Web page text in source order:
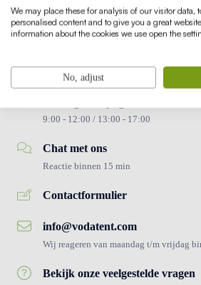
zijn van toepassing.
+ 31 (0) 186 820 996
9:00 - 12:00 / 13:00 - 17:00
Chat met ons
Reactie binnen 15 min
Contactformulier
info@vodatent.com
Wij reageren van maandag t/m vrijdag
Bekijk onze veelgestelde vragen
We may place these for analysis of our visitor data,
personalised content and to give you a great
information about the cookies we use open the
No, adjust